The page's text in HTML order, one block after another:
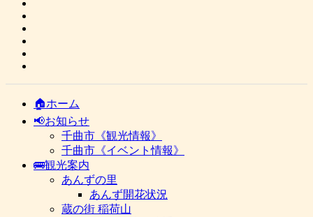
🏠ホーム
📢お知らせ
千曲市《観光情報》
千曲市《イベント情報》
🚌観光案内
あんずの里
あんず開花状況
蔵の街 稲荷山